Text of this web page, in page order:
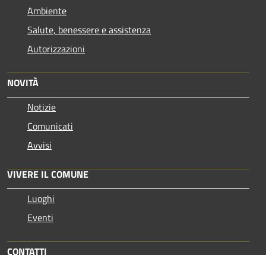
Ambiente
Salute, benessere e assistenza
Autorizzazioni
NOVITÀ
Notizie
Comunicati
Avvisi
VIVERE IL COMUNE
Luoghi
Eventi
CONTATTI